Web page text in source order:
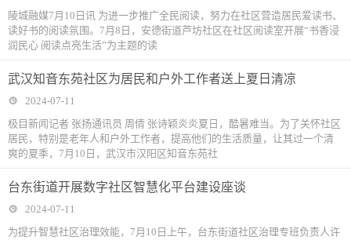
陵城融媒7月10日讯 为进一步推广全民阅读，努力在社区营造居民爱读书、
读好书的阅读氛围。7月8日，安德街道芦坊社区在社区阅读室开展“书香浸
润民心 阅读点亮生活”为主题的读
武汉知音东苑社区为居民和户外工作者送上夏日清凉
2024-07-11
极目新闻记者 张扬通讯员 周倩 张诗颖炎炎夏日，酷暑难当。为了关怀社区
居民，特别是老年人和户外工作者，提高他们的生活质量，让其过一个清
爽的夏季，7月10日，武汉市汉阳区知音东苑社
台东街道开展数字社区智慧化平台建设座谈
2024-07-11
为提升智慧社区治理效能，7月10日上午，台东街道社区治理专班负责人许